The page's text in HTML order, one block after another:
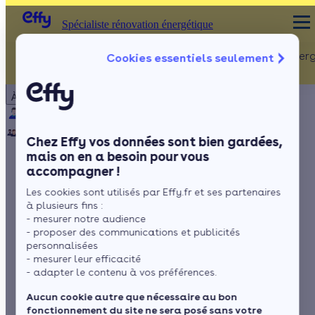
Cookies essentiels seulement
Chez Effy vos données sont bien gardées,
mais on en a besoin pour vous
accompagner !
Les cookies sont utilisés par Effy.fr et ses partenaires
à plusieurs fins :
- mesurer notre audience
- proposer des communications et publicités
personnalisées
- mesurer leur efficacité
- adapter le contenu à vos préférences.
Aucun cookie autre que nécessaire au bon
fonctionnement du site ne sera posé sans votre
À propos
Notre équipe
Rejoignez-nous Presse
Spécialiste rénovation énergétique Rénovation
Murs
Sols
Spécialiste rénovation énergétique
Le poêle à bois
scandinave : la
chaleur venue du
Nord